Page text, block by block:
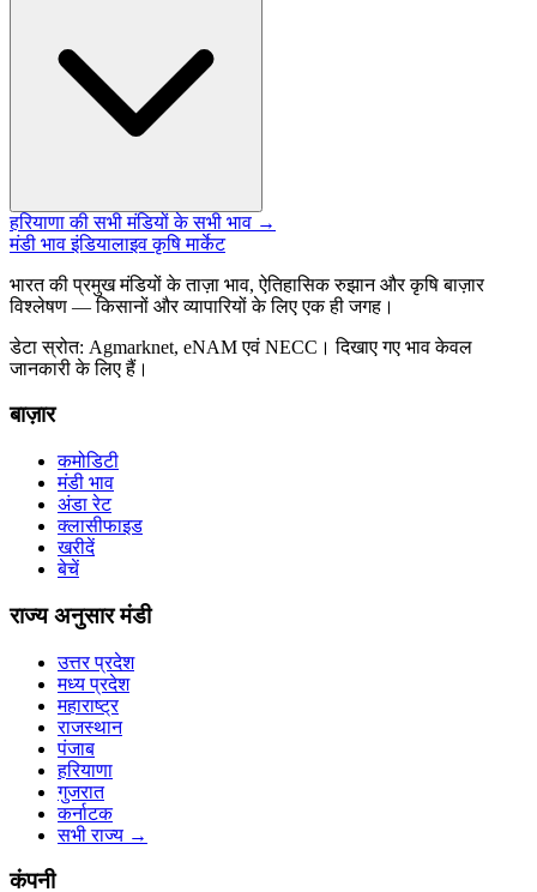
हरियाणा की सभी मंडियों के सभी भाव →
मंडी भाव इंडियालाइव कृषि मार्केट
भारत की प्रमुख मंडियों के ताज़ा भाव, ऐतिहासिक रुझान और कृषि बाज़ार
विश्लेषण — किसानों और व्यापारियों के लिए एक ही जगह।
डेटा स्रोत: Agmarknet, eNAM एवं NECC। दिखाए गए भाव केवल
जानकारी के लिए हैं।
बाज़ार
कमोडिटी
मंडी भाव
अंडा रेट
क्लासीफाइड
खरीदें
बेचें
राज्य अनुसार मंडी
उत्तर प्रदेश
मध्य प्रदेश
महाराष्ट्र
राजस्थान
पंजाब
हरियाणा
गुजरात
कर्नाटक
सभी राज्य →
कंपनी